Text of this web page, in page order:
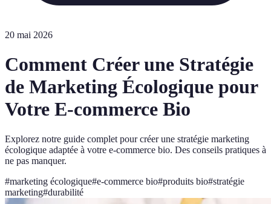
20 mai 2026
Comment Créer une Stratégie
de Marketing Écologique pour
Votre E-commerce Bio
Explorez notre guide complet pour créer une stratégie marketing
écologique adaptée à votre e-commerce bio. Des conseils pratiques à
ne pas manquer.
#marketing écologique#e-commerce bio#produits bio#stratégie
marketing#durabilité